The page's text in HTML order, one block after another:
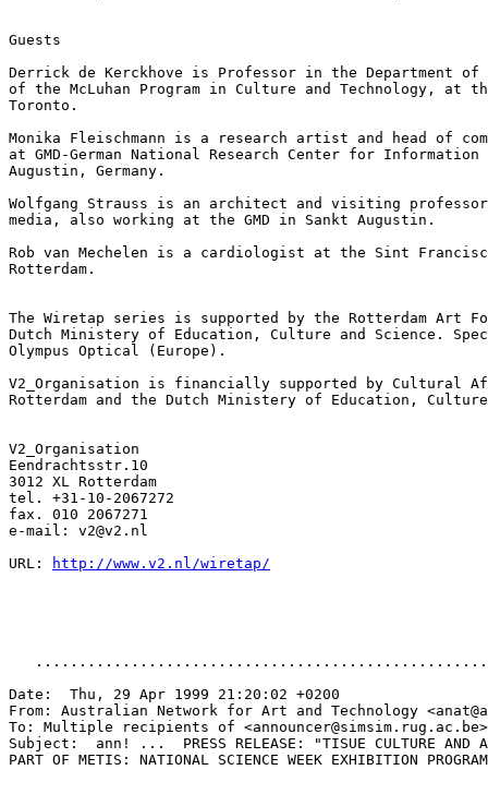
Guests
Derrick de Kerckhove is Professor in the Department of
of the McLuhan Program in Culture and Technology, at
Toronto.
Monika Fleischmann is a research artist and head of
at GMD-German National Research Center for
Augustin, Germany.
Wolfgang Strauss is an architect and visiting
media, also working at the GMD in Sankt Augustin.
Rob van Mechelen is a cardiologist at the Sint
Rotterdam.
The Wiretap series is supported by the Rotterdam Art
Dutch Ministery of Education, Culture and Science.
Olympus Optical (Europe).
V2_Organisation is financially supported by Cultural
Rotterdam and the Dutch Ministery of Education,
V2_Organisation
Eendrachtsstr.10
3012 XL Rotterdam
tel. +31-10-2067272
fax. 010 2067271
e-mail: v2@v2.nl
URL:
http://www.v2.nl/wiretap/
Date:  Thu, 29 Apr 1999 21:20:02 +0200
From: Australian Network for Art and Technology
To: Multiple recipients of <announcer@simsim.rug.ac.be>
Subject:  ann! ...  PRESS RELEASE: "TISUE CULTURE AND
PART OF METIS: NATIONAL SCIENCE WEEK EXHIBITION PROGRAM